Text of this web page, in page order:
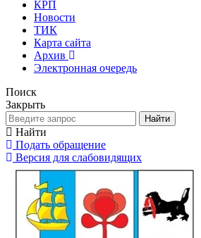
КРП
Новости
ТИК
Карта сайта
Архив
Электронная очередь
Поиск
Закрыть
Найти
Найти
Подать обращение
Версия для слабовидящих